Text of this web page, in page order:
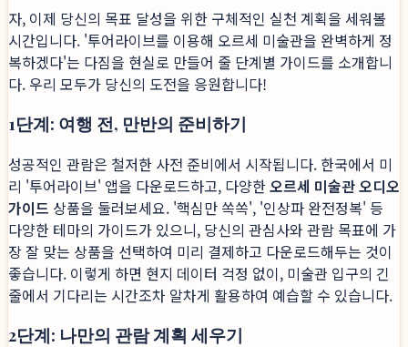
자, 이제 당신의 목표 달성을 위한 구체적인 실천 계획을 세워볼
시간입니다. '투어라이브를 이용해 오르세 미술관을 완벽하게 정
복하겠다'는 다짐을 현실로 만들어 줄 단계별 가이드를 소개합니
다. 우리 모두가 당신의 도전을 응원합니다!
1단계: 여행 전, 만반의 준비하기
성공적인 관람은 철저한 사전 준비에서 시작됩니다. 한국에서 미
리 '투어라이브' 앱을 다운로드하고, 다양한오르세 미술관 오디오
가이드 상품을 둘러보세요. '핵심만 쏙쏙', '인상파 완전정복' 등
다양한 테마의 가이드가 있으니, 당신의 관심사와 관람 목표에 가
장 잘 맞는 상품을 선택하여 미리 결제하고 다운로드해두는 것이
좋습니다. 이렇게 하면 현지 데이터 걱정 없이, 미술관 입구의 긴
줄에서 기다리는 시간조차 알차게 활용하여 예습할 수 있습니다.
2단계: 나만의 관람 계획 세우기